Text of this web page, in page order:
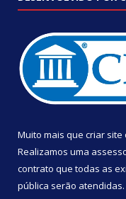
Muito mais que criar site
Realizamos uma
contrato que todas as
pública serão atendidas.